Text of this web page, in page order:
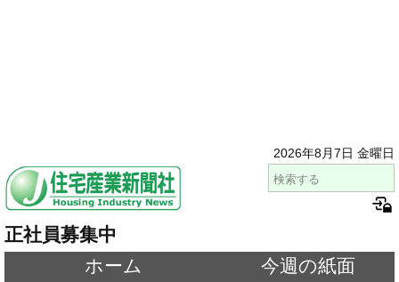
2026年8月7日 金曜日
正社員募集中
ホーム
今週の紙面